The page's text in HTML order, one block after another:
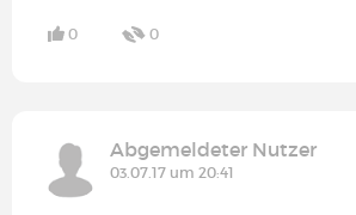
0 0
Abgemeldeter Nutzer
03.07.17 um 20:41